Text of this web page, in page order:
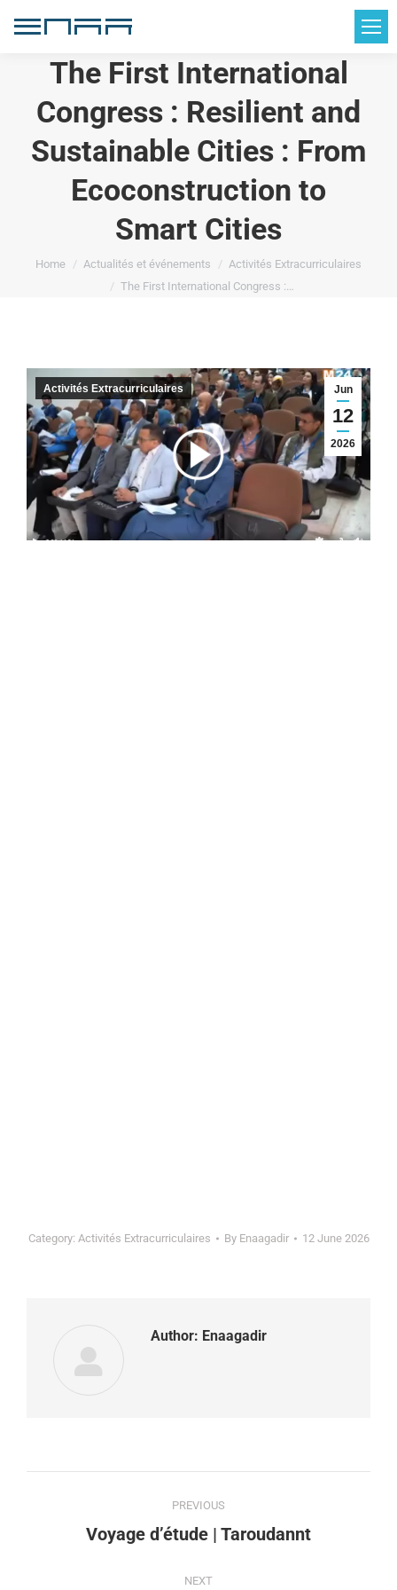
The First International
Congress : Resilient and
Sustainable Cities : From
Ecoconstruction to
Smart Cities
You are here:
Home Actualités et événements
Activités Extracurriculaires
The First International Congress :…
Jun
12
2026
Activités Extracurriculaires
Category: Activités Extracurriculaires By Enaagadir 12 June 2026
Author: Enaagadir
PREVIOUS
Voyage d’étude | Taroudannt
NEXT